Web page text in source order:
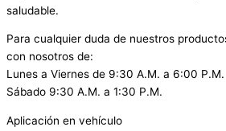
saludable.
Para cualquier duda de nuestros
con nosotros de:
Lunes a Viernes de 9:30 A.M. a 6:00 P.M.
Sábado 9:30 A.M. a 1:30 P.M.
Aplicación en vehículo